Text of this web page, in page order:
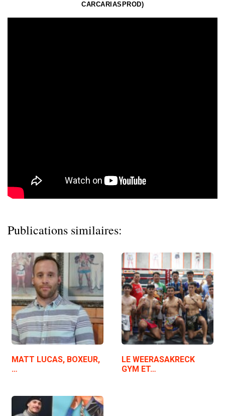
CARCARIASPROD)
Publications similaires:
MATT LUCAS, BOXEUR,
…
LE WEERASAKRECK
GYM ET…